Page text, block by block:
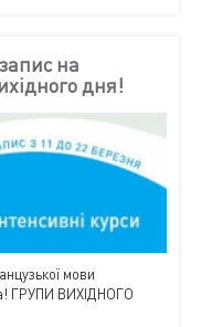
на
дня!
мови
ГРУПИ ВИХІДНОГО